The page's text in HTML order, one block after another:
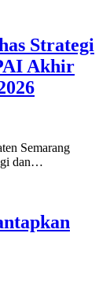
Strategi
Akhir
Semarang
dan…